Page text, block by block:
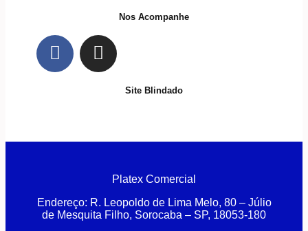
Nos Acompanhe
Site Blindado
Platex Comercial
Endereço: R. Leopoldo de Lima Melo, 80 – Júlio
de Mesquita Filho, Sorocaba – SP, 18053-180